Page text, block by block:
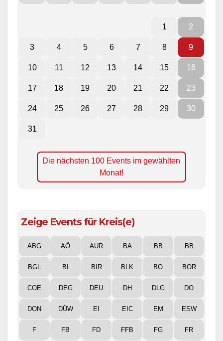
1 2
3 4 5 6 7 8 9
10 11 12 13 14 15 16
17 18 19 20 21 22 23
24 25 26 27 28 29 30
31
Die nächsten 100 Events im gewählten
Monat!
Zeige Events für Kreis(e)
ABG AÖ AUR BA BB BB
BGL BI BIR BLK BO BOR
COE DEG DEU DH DLG DO
DON DÜW EI EIC EM ESW
F FB FD FFB FG FR